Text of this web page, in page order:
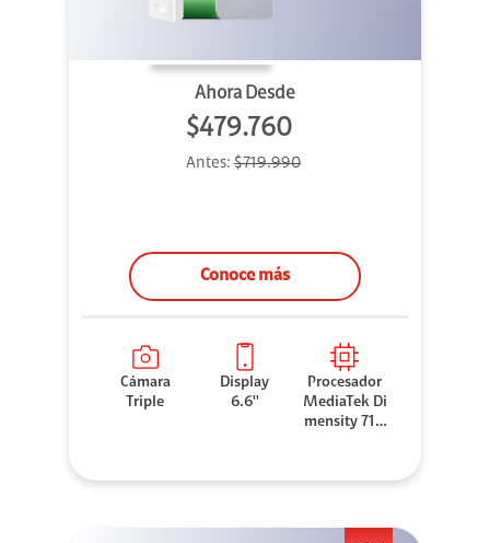
Ahora Desde
$479.760
Antes: $719.990
Conoce más
Cámara
Triple
Display
6.6''
Procesador
MediaTek Di
mensity 710